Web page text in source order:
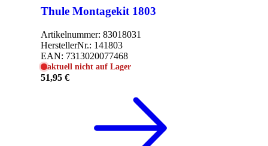
Thule Montagekit 1803
Artikelnummer: 83018031
HerstellerNr.: 141803
EAN: 7313020077468
aktuell nicht auf Lager
51,95 €